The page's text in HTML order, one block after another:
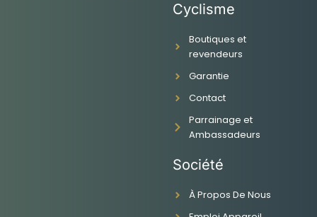
Cyclisme
Boutiques et
revendeurs
Garantie
Contact
Parrainage et
Ambassadeurs
Société
À Propos De Nous